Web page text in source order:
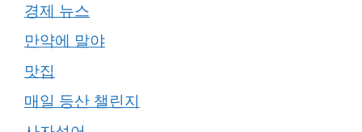
경제 뉴스
만약에 말야
맛집
매일 등산 챌린지